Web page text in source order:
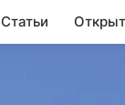
Статьи